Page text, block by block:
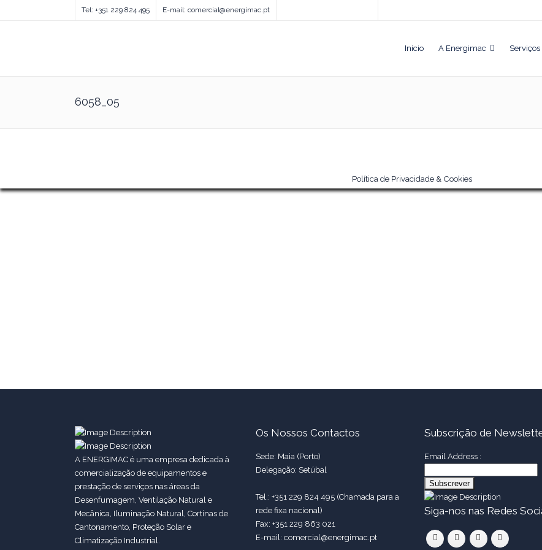
Tel: +351 229 824 495 E-mail: comercial@energimac.pt
Início A Energimac Serviços
6058_05
A ENERGIMAC é uma empresa dedicada à
comercialização de equipamentos e
prestação de serviços nas áreas da
Desenfumagem, Ventilação Natural e
Mecânica, Iluminação Natural, Cortinas de
Cantonamento, Proteção Solar e
Climatização Industrial.
Os Nossos Contactos
Sede: Maia (Porto)
Delegação: Setúbal
Tel.: +351 229 824 495 (Chamada para a
rede fixa nacional)
Fax: +351 229 863 021
E-mail: comercial@energimac.pt
Subscrição de
Email Address :
Siga-nos nas Redes
Política de Privacidade & Cookies